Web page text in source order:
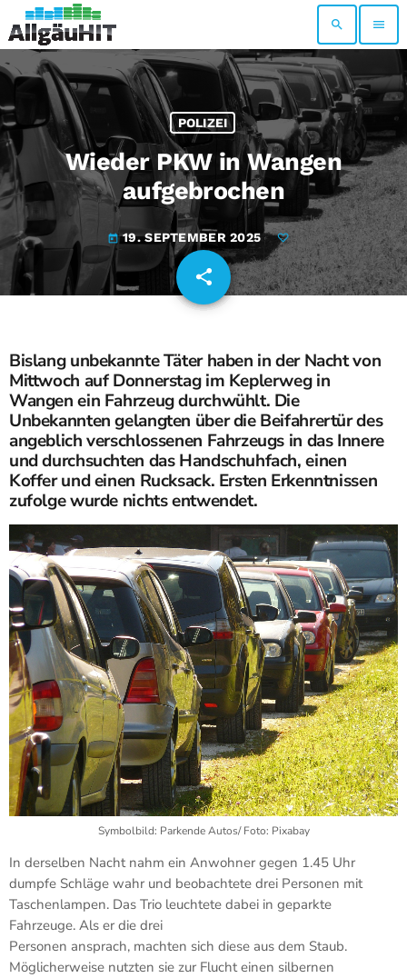
search menu
POLIZEI
Wieder PKW in Wangen
aufgebrochen
today 19. SEPTEMBER 2025
share
email
Bislang unbekannte Täter haben in der Nacht von
Mittwoch auf Donnerstag im Keplerweg in
Wangen ein Fahrzeug durchwühlt. Die
Unbekannten gelangten über die Beifahrertür des
angeblich verschlossenen Fahrzeugs in das Innere
und durchsuchten das Handschuhfach, einen
Koffer und einen Rucksack. Ersten Erkenntnissen
zufolge wurde nichts entwendet.
Symbolbild: Parkende Autos/ Foto: Pixabay
In derselben Nacht nahm ein Anwohner gegen 1.45 Uhr
dumpfe Schläge wahr und beobachtete drei Personen mit
Taschenlampen. Das Trio leuchtete dabei in geparkte
Fahrzeuge. Als er die drei
Personen ansprach, machten sich diese aus dem Staub.
Möglicherweise nutzten sie zur Flucht einen silbernen